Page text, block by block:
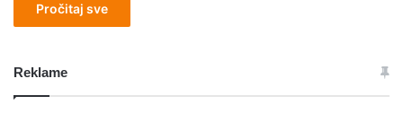
Pročitaj sve
Reklame